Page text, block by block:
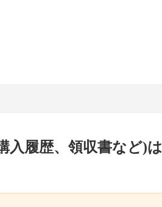
入履歴、領収書など)は